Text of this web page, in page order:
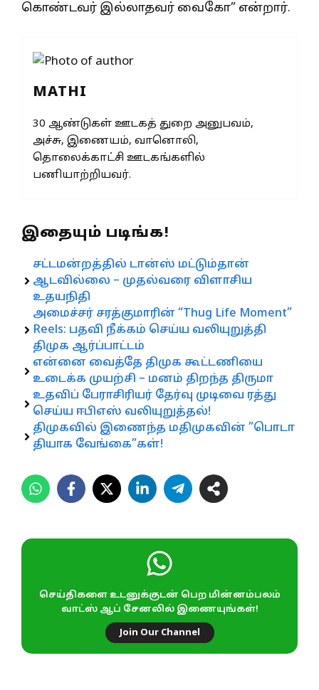
கொண்டவர் இல்லாதவர் வைகோ” என்றார்.
MATHI
30 ஆண்டுகள் ஊடகத் துறை அனுபவம்,
அச்சு, இணையம், வானொலி,
தொலைக்காட்சி ஊடகங்களில்
பணியாற்றியவர்.
இதையும் படிங்க!
சட்டமன்றத்தில் டான்ஸ் மட்டும்தான்
ஆடவில்லை – முதல்வரை விளாசிய
உதயநிதி
அமைச்சர் சரத்குமாரின் “Thug Life Moment”
Reels: பதவி நீக்கம் செய்ய வலியுறுத்தி
திமுக ஆர்ப்பாட்டம்
என்னை வைத்தே திமுக கூட்டணியை
உடைக்க முயற்சி – மனம் திறந்த திருமா
உதவிப் பேராசிரியர் தேர்வு முடிவை ரத்து
செய்ய ஈபிஎஸ் வலியுறுத்தல்!
திமுகவில் இணைந்த மதிமுகவின் ”பொடா
தியாக வேங்கை”கள்!
செய்திகளை உடனுக்குடன் பெற மின்னம்பலம்
வாட்ஸ் ஆப் சேனலில் இணையுங்கள்!
Join Our Channel